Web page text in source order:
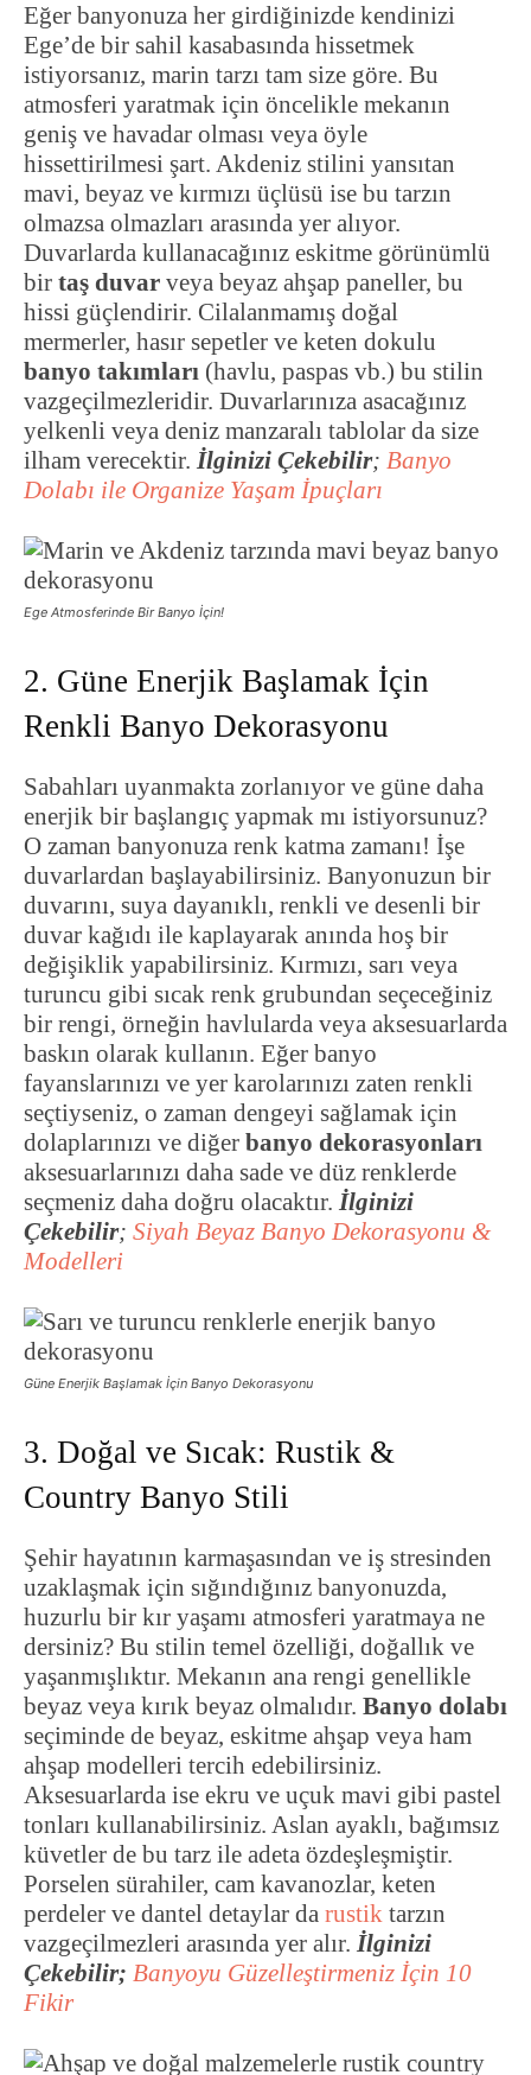
Eğer banyonuza her girdiğinizde kendinizi
Ege’de bir sahil kasabasında hissetmek
istiyorsanız, marin tarzı tam size göre. Bu
atmosferi yaratmak için öncelikle mekanın
geniş ve havadar olması veya öyle
hissettirilmesi şart. Akdeniz stilini yansıtan
mavi, beyaz ve kırmızı üçlüsü ise bu tarzın
olmazsa olmazları arasında yer alıyor.
Duvarlarda kullanacağınız eskitme görünümlü
bir taş duvar veya beyaz ahşap paneller, bu
hissi güçlendirir. Cilalanmamış doğal
mermerler, hasır sepetler ve keten dokulu
banyo takımları (havlu, paspas vb.) bu stilin
vazgeçilmezleridir. Duvarlarınıza asacağınız
yelkenli veya deniz manzaralı tablolar da size
ilham verecektir. İlginizi Çekebilir; Banyo
Dolabı ile Organize Yaşam İpuçları
Ege Atmosferinde Bir Banyo İçin!
2. Güne Enerjik Başlamak İçin
Renkli Banyo Dekorasyonu
Sabahları uyanmakta zorlanıyor ve güne daha
enerjik bir başlangıç yapmak mı istiyorsunuz?
O zaman banyonuza renk katma zamanı! İşe
duvarlardan başlayabilirsiniz. Banyonuzun bir
duvarını, suya dayanıklı, renkli ve desenli bir
duvar kağıdı ile kaplayarak anında hoş bir
değişiklik yapabilirsiniz. Kırmızı, sarı veya
turuncu gibi sıcak renk grubundan seçeceğiniz
bir rengi, örneğin havlularda veya aksesuarlarda
baskın olarak kullanın. Eğer banyo
fayanslarınızı ve yer karolarınızı zaten renkli
seçtiyseniz, o zaman dengeyi sağlamak için
dolaplarınızı ve diğer banyo dekorasyonları
aksesuarlarınızı daha sade ve düz renklerde
seçmeniz daha doğru olacaktır. İlginizi
Çekebilir; Siyah Beyaz Banyo Dekorasyonu &
Modelleri
Güne Enerjik Başlamak İçin Banyo Dekorasyonu
3. Doğal ve Sıcak: Rustik &
Country Banyo Stili
Şehir hayatının karmaşasından ve iş stresinden
uzaklaşmak için sığındığınız banyonuzda,
huzurlu bir kır yaşamı atmosferi yaratmaya ne
dersiniz? Bu stilin temel özelliği, doğallık ve
yaşanmışlıktır. Mekanın ana rengi genellikle
beyaz veya kırık beyaz olmalıdır. Banyo dolabı
seçiminde de beyaz, eskitme ahşap veya ham
ahşap modelleri tercih edebilirsiniz.
Aksesuarlarda ise ekru ve uçuk mavi gibi pastel
tonları kullanabilirsiniz. Aslan ayaklı, bağımsız
küvetler de bu tarz ile adeta özdeşleşmiştir.
Porselen sürahiler, cam kavanozlar, keten
perdeler ve dantel detaylar da rustik tarzın
vazgeçilmezleri arasında yer alır. İlginizi
Çekebilir; Banyoyu Güzelleştirmeniz İçin 10
Fikir